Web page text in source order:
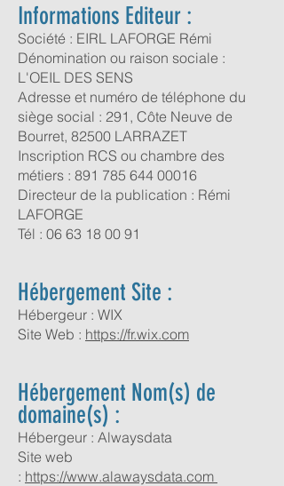
Informations Editeur :
Société : EIRL LAFORGE Rémi
Dénomination ou raison sociale :
L'OEIL DES SENS
Adresse et numéro de téléphone du
siège social : 291, Côte Neuve de
Bourret, 82500 LARRAZET
Inscription RCS ou chambre des
métiers : 891 785 644 00016
Directeur de la publication : Rémi
LAFORGE
Tél : 06 63 18 00 91
Hébergement Site :
Hébergeur : WIX
Site Web : https://fr.wix.com
Hébergement Nom(s) de
domaine(s) :
Hébergeur : Alwaysdata
Site web
: https://www.alawaysdata.com